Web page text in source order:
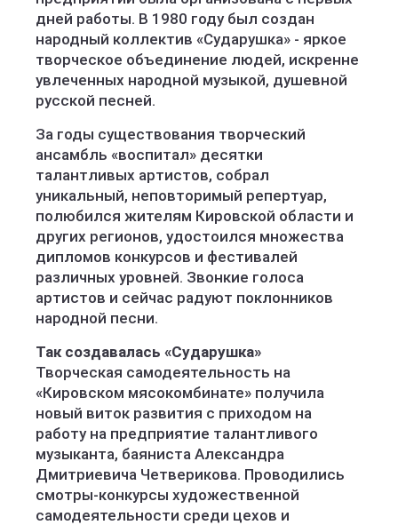
дней работы. В 1980 году был создан
народный коллектив «Сударушка» - яркое
творческое объединение людей, искренне
увлеченных народной музыкой, душевной
русской песней.
За годы существования творческий
ансамбль «воспитал» десятки
талантливых артистов, собрал
уникальный, неповторимый репертуар,
полюбился жителям Кировской области и
других регионов, удостоился множества
дипломов конкурсов и фестивалей
различных уровней. Звонкие голоса
артистов и сейчас радуют поклонников
народной песни.
Так создавалась «Сударушка»
Творческая самодеятельность на
«Кировском мясокомбинате» получила
новый виток развития с приходом на
работу на предприятие талантливого
музыканта, баяниста Александра
Дмитриевича Четверикова. Проводились
смотры-конкурсы художественной
самодеятельности среди цехов и